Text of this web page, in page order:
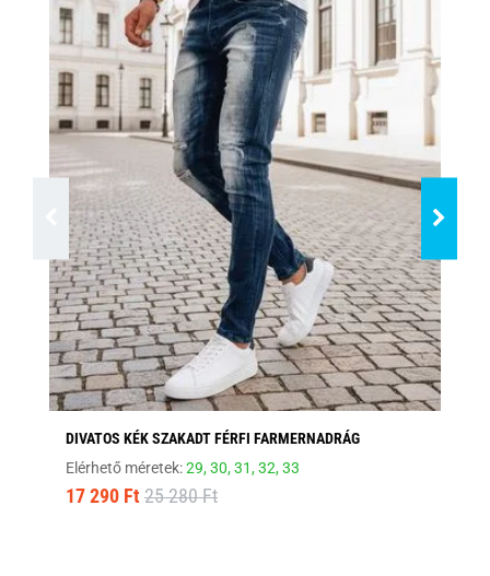
DIVATOS KÉK SZAKADT FÉRFI FARMERNADRÁG
Elérhető méretek:29,30,31,32,33
17 290 Ft 25 280 Ft